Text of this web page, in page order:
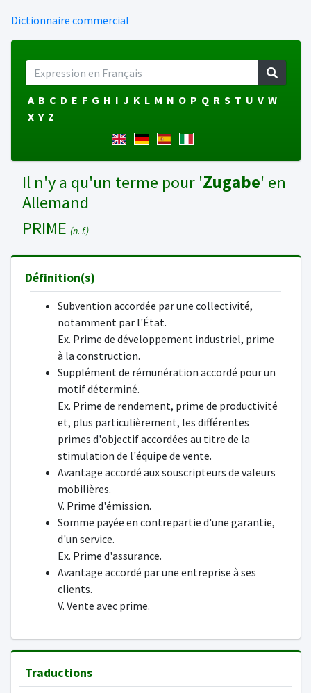
Dictionnaire commercial
A B C D E F G H I J K L M N O P Q R S T U V W
X Y Z
Il n'y a qu'un terme pour 'Zugabe' en
Allemand
PRIME (n. f.)
Définition(s)
Subvention accordée par une collectivité,
notamment par l'État.
Ex. Prime de développement industriel, prime
à la construction.
Supplément de rémunération accordé pour un
motif déterminé.
Ex. Prime de rendement, prime de productivité
et, plus particulièrement, les différentes
primes d'objectif accordées au titre de la
stimulation de l'équipe de vente.
Avantage accordé aux souscripteurs de valeurs
mobilières.
V. Prime d'émission.
Somme payée en contrepartie d'une garantie,
d'un service.
Ex. Prime d'assurance.
Avantage accordé par une entreprise à ses
clients.
V. Vente avec prime.
Traductions